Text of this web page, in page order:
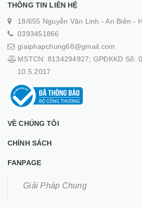
THÔNG TIN LIÊN HỆ
18/655 Nguyễn Văn Linh - An Biên -
0393451866
giaiphapchung68@gmail.com
MSTCN: 8134294927; GPĐKKD Số:
10.5.2017
VỀ CHÚNG TÔI
CHÍNH SÁCH
FANPAGE
Giải Pháp Chung